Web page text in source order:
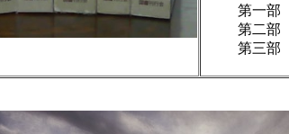
第一部
第二部
第三部